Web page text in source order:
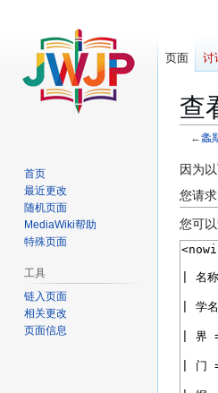
查
←螽
跳
转
到
导
航
跳
转
到
搜
索
因为
您请
您可
页面 讨
首页
最近更改
随机页面
MediaWiki帮助
特殊页面
工具
链入页面
相关更改
页面信息